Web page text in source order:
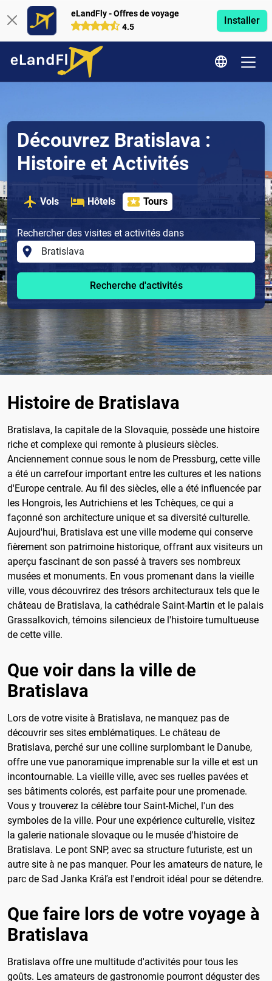
eLandFly - Offres de voyage
4.5
Installer
Découvrez Bratislava :
Histoire et Activités
Vols Hôtels Tours
Rechercher des visites et activités dans
Recherche d'activités
Histoire de Bratislava
Bratislava, la capitale de la Slovaquie, possède une histoire
riche et complexe qui remonte à plusieurs siècles.
Anciennement connue sous le nom de Pressburg, cette ville
a été un carrefour important entre les cultures et les nations
d'Europe centrale. Au fil des siècles, elle a été influencée par
les Hongrois, les Autrichiens et les Tchèques, ce qui a
façonné son architecture unique et sa diversité culturelle.
Aujourd'hui, Bratislava est une ville moderne qui conserve
fièrement son patrimoine historique, offrant aux visiteurs un
aperçu fascinant de son passé à travers ses nombreux
musées et monuments. En vous promenant dans la vieille
ville, vous découvrirez des trésors architecturaux tels que le
château de Bratislava, la cathédrale Saint-Martin et le palais
Grassalkovich, témoins silencieux de l'histoire tumultueuse
de cette ville.
Que voir dans la ville de
Bratislava
Lors de votre visite à Bratislava, ne manquez pas de
découvrir ses sites emblématiques. Le château de
Bratislava, perché sur une colline surplombant le Danube,
offre une vue panoramique imprenable sur la ville et est un
incontournable. La vieille ville, avec ses ruelles pavées et
ses bâtiments colorés, est parfaite pour une promenade.
Vous y trouverez la célèbre tour Saint-Michel, l'un des
symboles de la ville. Pour une expérience culturelle, visitez
la galerie nationale slovaque ou le musée d'histoire de
Bratislava. Le pont SNP, avec sa structure futuriste, est un
autre site à ne pas manquer. Pour les amateurs de nature, le
parc de Sad Janka Kráľa est l'endroit idéal pour se détendre.
Que faire lors de votre voyage à
Bratislava
Bratislava offre une multitude d'activités pour tous les
goûts. Les amateurs de gastronomie pourront déguster des